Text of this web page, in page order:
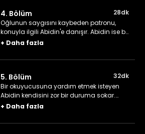
4. Bölüm
28dk
Oğlunun saygısını kaybeden patronu,
konuyla ilgili Abidin'e danışır. Abidin ise bir
yandan patronuna yardım ederken diğer
uğraşır.
+ Daha fazla
5. Bölüm
32dk
Bir okuyucusuna yardım etmek isteyen
Abidin kendisini zor bir duruma sokar.
Sevda ise Asım bey tarafından ona
+ Daha fazla